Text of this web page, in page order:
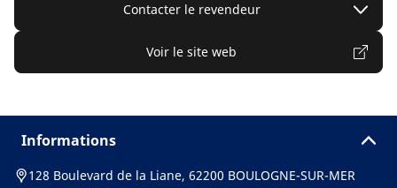
Contacter le revendeur
Voir le site web
Informations
128 Boulevard de la Liane, 62200 BOULOGNE-SUR-MER